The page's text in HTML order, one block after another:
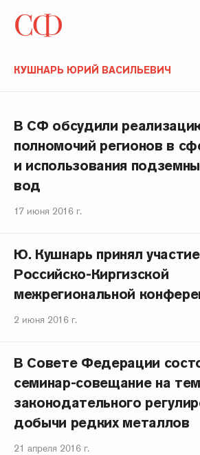
КУШНАРЬ ЮРИЙ ВАСИЛЬЕВИЧ
В СФ обсудили
полномочий регионов в
и использования
вод
17 июня 2016 г.
Ю. Кушнарь принял
Российско-Киргизской
межрегиональной
2 июня 2016 г.
В Совете Федерации
семинар-совещание на
законодательного
добычи редких металлов
21 апреля 2016 г.